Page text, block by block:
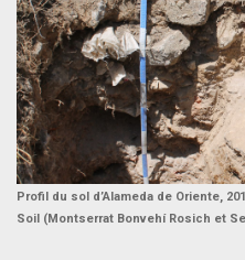
Profil du sol d’Alameda de Oriente,
Soil (Montserrat Bonvehí Rosich et